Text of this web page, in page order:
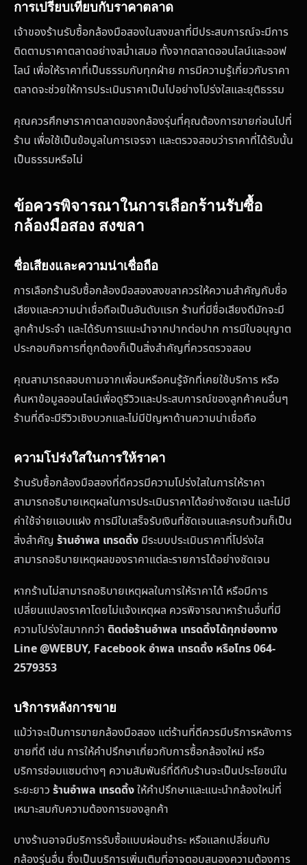
การเปรียบเทียบกับราคาตลาด
เจ้าของร้านรับซื้อกล้องมือสองในสงขลาที่มีประสบการณ์จะมีการ
ติดตามราคาตลาดอย่างสม่ำเสมอ ทั้งจากตลาดออนไลน์และออฟ
ไลน์ เพื่อให้ราคาที่เป็นธรรมกับทุกฝ่าย การมีความรู้เกี่ยวกับราคา
ตลาดจะช่วยให้การประเมินราคาเป็นไปอย่างโปร่งใสและยุติธรรม
คุณควรศึกษาราคาตลาดของกล้องรุ่นที่คุณต้องการขายก่อนไปที่
ร้าน เพื่อใช้เป็นข้อมูลในการเจรจา และตรวจสอบว่าราคาที่ได้รับนั้น
เป็นธรรมหรือไม่
ข้อควรพิจารณาในการเลือกร้านรับซื้อ
กล้องมือสอง สงขลา
ชื่อเสียงและความน่าเชื่อถือ
การเลือกร้านรับซื้อกล้องมือสองสงขลาควรให้ความสำคัญกับชื่อ
เสียงและความน่าเชื่อถือเป็นอันดับแรก ร้านที่มีชื่อเสียงดีมักจะมี
ลูกค้าประจำ และได้รับการแนะนำจากปากต่อปาก การมีใบอนุญาต
ประกอบกิจการที่ถูกต้องก็เป็นสิ่งสำคัญที่ควรตรวจสอบ
คุณสามารถสอบถามจากเพื่อนหรือคนรู้จักที่เคยใช้บริการ หรือ
ค้นหาข้อมูลออนไลน์เพื่อดูรีวิวและประสบการณ์ของลูกค้าคนอื่นๆ
ร้านที่ดีจะมีรีวิวเชิงบวกและไม่มีปัญหาด้านความน่าเชื่อถือ
ความโปร่งใสในการให้ราคา
ร้านรับซื้อกล้องมือสองที่ดีควรมีความโปร่งใสในการให้ราคา
สามารถอธิบายเหตุผลในการประเมินราคาได้อย่างชัดเจน และไม่มี
ค่าใช้จ่ายแอบแฝง การมีใบเสร็จรับเงินที่ชัดเจนและครบถ้วนก็เป็น
สิ่งสำคัญ ร้านอำพล เทรดดิ้ง มีระบบประเมินราคาที่โปร่งใส
สามารถอธิบายเหตุผลของราคาแต่ละรายการได้อย่างชัดเจน
หากร้านไม่สามารถอธิบายเหตุผลในการให้ราคาได้ หรือมีการ
เปลี่ยนแปลงราคาโดยไม่แจ้งเหตุผล ควรพิจารณาหาร้านอื่นที่มี
ความโปร่งใสมากกว่า ติดต่อร้านอำพล เทรดดิ้งได้ทุกช่องทาง
Line @WEBUY, Facebook อำพล เทรดดิ้ง หรือโทร 064-
2579353
บริการหลังการขาย
แม้ว่าจะเป็นการขายกล้องมือสอง แต่ร้านที่ดีควรมีบริการหลังการ
ขายที่ดี เช่น การให้คำปรึกษาเกี่ยวกับการซื้อกล้องใหม่ หรือ
บริการซ่อมแซมต่างๆ ความสัมพันธ์ที่ดีกับร้านจะเป็นประโยชน์ใน
ระยะยาว ร้านอำพล เทรดดิ้งให้คำปรึกษาและแนะนำกล้องใหม่ที่
เหมาะสมกับความต้องการของลูกค้า
บางร้านอาจมีบริการรับซื้อแบบผ่อนชำระ หรือแลกเปลี่ยนกับ
กล้องรุ่นอื่น ซึ่งเป็นบริการเพิ่มเติมที่อาจตอบสนองความต้องการ